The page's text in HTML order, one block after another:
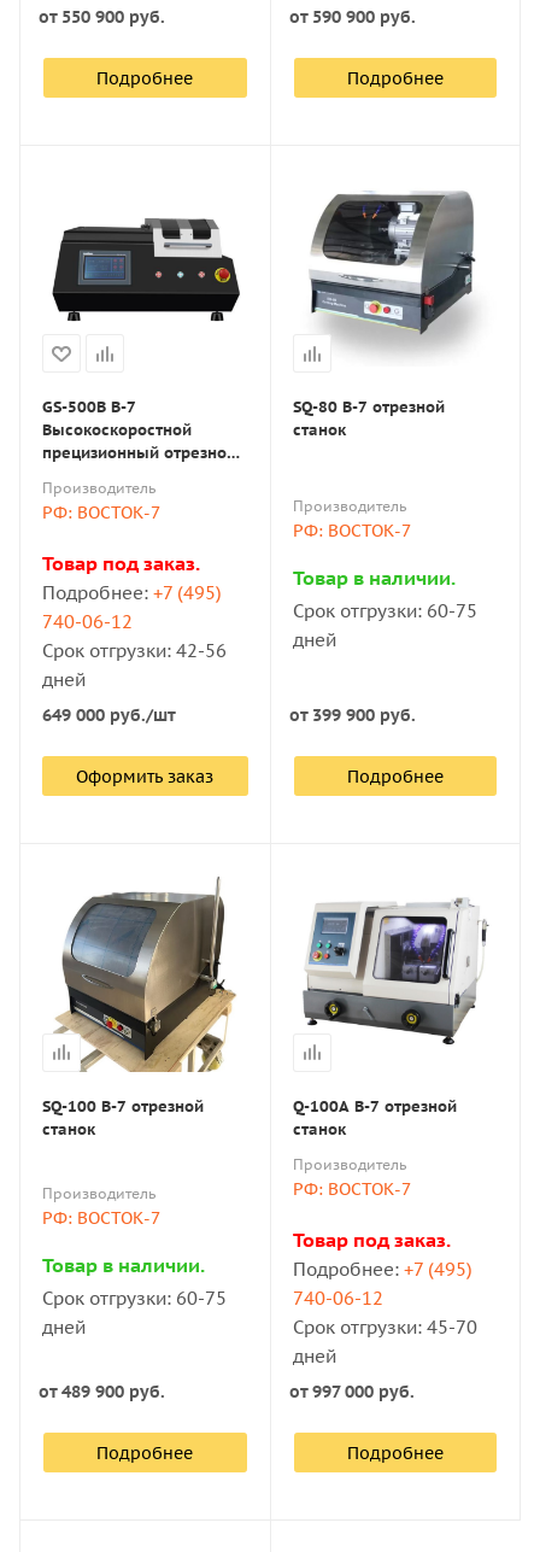
от 550 900 руб.
Подробнее
от 590 900 руб.
Подробнее
GS-500B В-7
Высокоскоростной
прецизионный отрезной
Производитель
РФ: ВОСТОК-7
Товар под заказ.
Подробнее: +7 (495)
740-06-12
Срок отгрузки: 42-56
дней
649 000 руб./шт
Оформить заказ
SQ-80 В-7 отрезной
станок
Производитель
РФ: ВОСТОК-7
Товар в наличии.
Срок отгрузки: 60-75
дней
от 399 900 руб.
Подробнее
SQ-100 В-7 отрезной
станок
Производитель
РФ: ВОСТОК-7
Товар в наличии.
Срок отгрузки: 60-75
дней
от489 900 руб.
Подробнее
Q-100A B-7 отрезной
станок
Производитель
РФ: ВОСТОК-7
Товар под заказ.
Подробнее: +7 (495)
740-06-12
Срок отгрузки: 45-70
дней
от997 000 руб.
Подробнее